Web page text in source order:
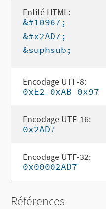
Entité HTML:
&#10967;
&#x2AD7;
&suphsub;
Encodage UTF-8:
0xE2 0xAB 0x97
Encodage UTF-16:
0x2AD7
Encodage UTF-32:
0x00002AD7
Références